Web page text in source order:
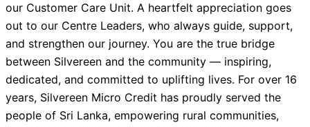
our Customer Care Unit. A heartfelt appreciation goes
out to our Centre Leaders, who always guide, support,
and strengthen our journey. You are the true bridge
between Silvereen and the community — inspiring,
dedicated, and committed to uplifting lives. For over 16
years, Silvereen Micro Credit has proudly served the
people of Sri Lanka, empowering rural communities,